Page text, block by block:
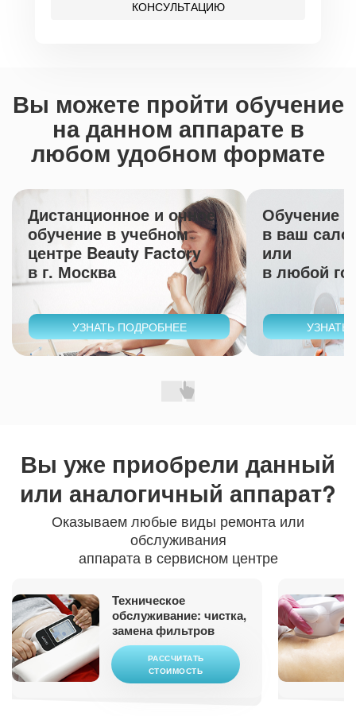
КОНСУЛЬТАЦИЮ
Вы можете пройти обучение
на данном аппарате в
любом удобном формате
Дистанционное и очное
обучение в учебном
центре Beauty Factory
в г. Москва
УЗНАТЬ ПОДРОБНЕЕ
Обучение
в ваш
или
в любой
УЗНАТЬ
Вы уже приобрели данный
или аналогичный аппарат?
Оказываем любые виды ремонта или
обслуживания
аппарата в сервисном центре
Техническое
обслуживание: чистка,
замена фильтров
РАССЧИТАТЬ
СТОИМОСТЬ